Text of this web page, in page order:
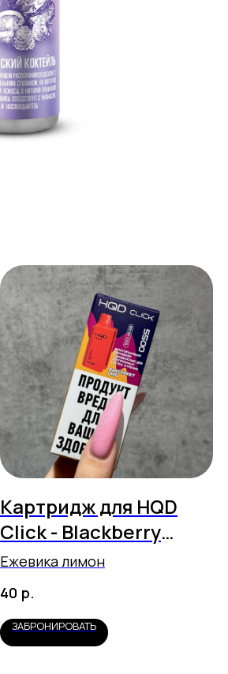
Картридж для HQD
Click - Blackberry
Lemon (5500 затяжек)
Ежевика лимон
40 р.
ЗАБРОНИРОВАТЬ